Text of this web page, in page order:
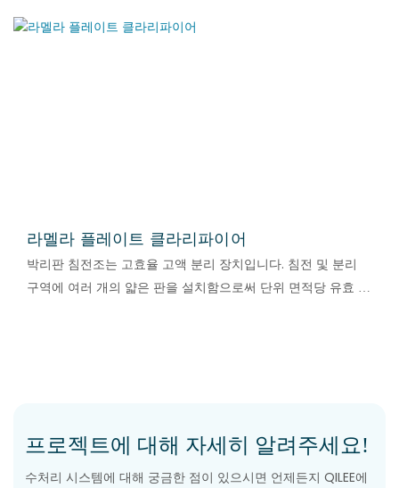
라멜라 플레이트 클라리파이어
박리판 침전조는 고효율 고액 분리 장치입니다. 침전 및 분리
구역에 여러 개의 얇은 판을 설치함으로써 단위 면적당 유효 침
프로젝트에 대해 자세히 알려주세요!
수처리 시스템에 대해 궁금한 점이 있으시면 언제든지 QILEE에